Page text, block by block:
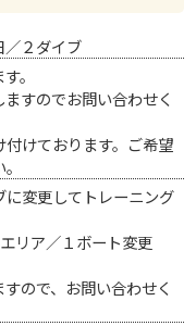
／２ダイブ
。
すのでお問い合わせく
けております。ご希望
変更してトレーニング
リア／１ボート変更
ので、お問い合わせく